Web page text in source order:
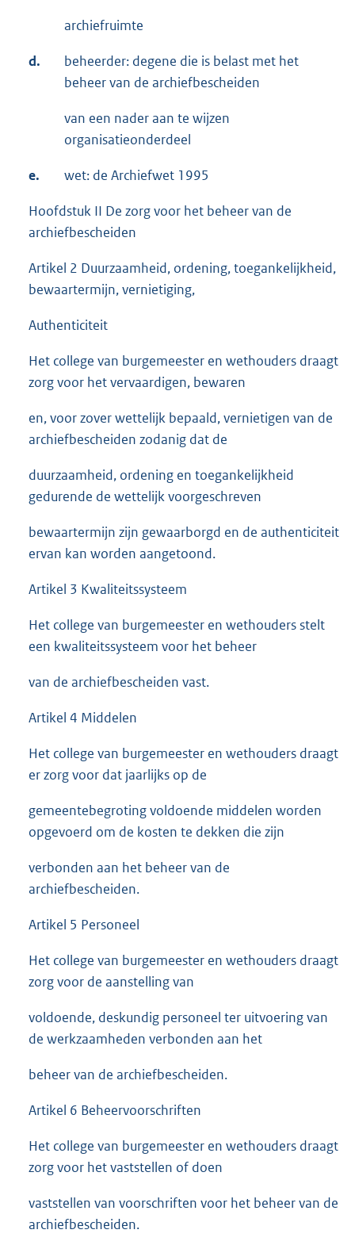
archiefruimte
d.
beheerder: degene die is belast met het
beheer van de archiefbescheiden
van een nader aan te wijzen
organisatieonderdeel
e. wet: de Archiefwet 1995
Hoofdstuk II De zorg voor het beheer van de
archiefbescheiden
Artikel 2 Duurzaamheid, ordening, toegankelijkheid,
bewaartermijn, vernietiging,
Authenticiteit
Het college van burgemeester en wethouders draagt
zorg voor het vervaardigen, bewaren
en, voor zover wettelijk bepaald, vernietigen van de
archiefbescheiden zodanig dat de
duurzaamheid, ordening en toegankelijkheid
gedurende de wettelijk voorgeschreven
bewaartermijn zijn gewaarborgd en de authenticiteit
ervan kan worden aangetoond.
Artikel 3 Kwaliteitssysteem
Het college van burgemeester en wethouders stelt
een kwaliteitssysteem voor het beheer
van de archiefbescheiden vast.
Artikel 4 Middelen
Het college van burgemeester en wethouders draagt
er zorg voor dat jaarlijks op de
gemeentebegroting voldoende middelen worden
opgevoerd om de kosten te dekken die zijn
verbonden aan het beheer van de
archiefbescheiden.
Artikel 5 Personeel
Het college van burgemeester en wethouders draagt
zorg voor de aanstelling van
voldoende, deskundig personeel ter uitvoering van
de werkzaamheden verbonden aan het
beheer van de archiefbescheiden.
Artikel 6 Beheervoorschriften
Het college van burgemeester en wethouders draagt
zorg voor het vaststellen of doen
vaststellen van voorschriften voor het beheer van de
archiefbescheiden.